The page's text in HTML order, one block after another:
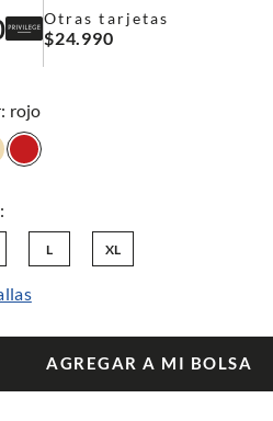
Otras tarjetas
$24.990
: rojo
L XL
AGREGAR A MI BOLSA